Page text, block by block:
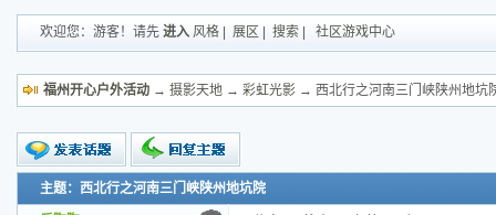
欢迎您：游客！请先 进入 风格 展区 搜索| 社区游戏中心
福州开心户外活动→ 摄影天地→ 彩虹光影→ 西北行之河南三门峡陕州地坑
新的主题
主题：西北行之河南三门峡陕州地坑院